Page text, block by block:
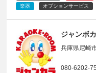
楽器
オプションサービス
ジャンボ
兵庫県尼崎
080-6202-